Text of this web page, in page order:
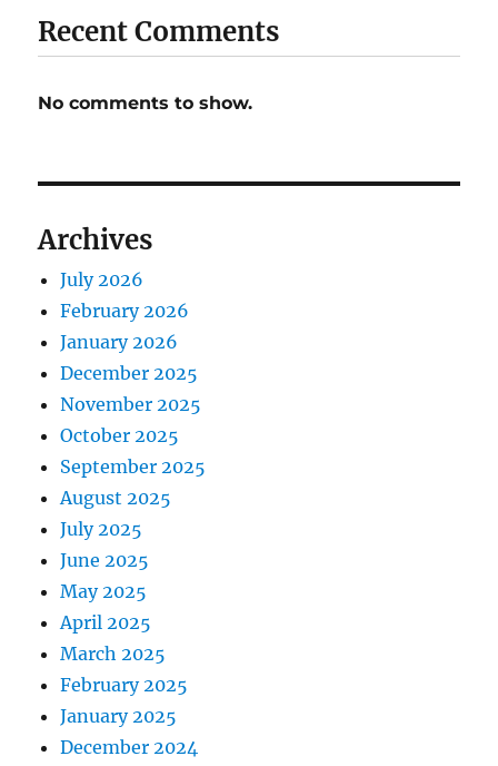
Recent Comments
No comments to show.
Archives
July 2026
February 2026
January 2026
December 2025
November 2025
October 2025
September 2025
August 2025
July 2025
June 2025
May 2025
April 2025
March 2025
February 2025
January 2025
December 2024